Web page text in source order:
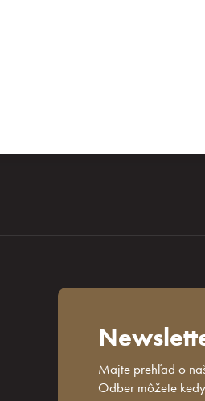
Majte prehľad o
Odber môžete